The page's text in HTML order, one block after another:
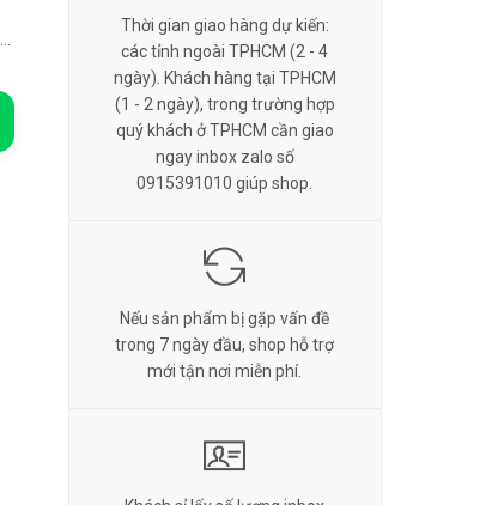
Thời gian giao hàng dự kiến:
các tỉnh ngoài TPHCM (2 - 4
ngày). Khách hàng tại TPHCM
(1 - 2 ngày), trong trường hợp
quý khách ở TPHCM cần giao
ngay inbox zalo số
0915391010 giúp shop.
Nếu sản phẩm bị gặp vấn đề
trong 7 ngày đầu, shop hỗ trợ
mới tận nơi miễn phí.